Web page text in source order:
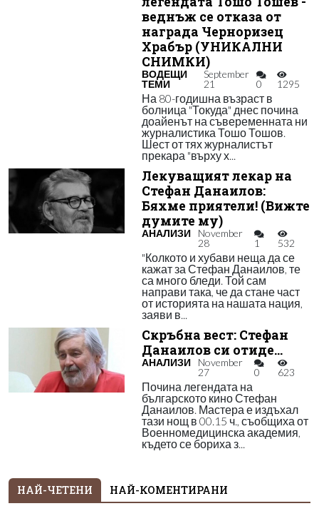
веднъж се отказа от
награда Черноризец
Храбър (УНИКАЛНИ
СНИМКИ)
ВОДЕЩИ
ТЕМИ
September
21
0 1295
На 80-годишна възраст в
болница "Токуда" днес почина
доайенът на съвеременната ни
журналистика Тошо Тошов.
Шест от тях журналистът
прекара "върху х...
Лекуващият лекар на
Стефан Данаилов:
Бяхме приятели! (Вижте
думите му)
АНАЛИЗИ
November
28
1 532
"Колкото и хубави неща да се
кажат за Стефан Данаилов, те
са много бледи. Той сам
направи така, че да стане част
от историята на нашата нация,
заяви в...
Скръбна вест: Стефан
Данаилов си отиде...
АНАЛИЗИ
November
27
0 623
Почина легендата на
българското кино Стефан
Данаилов. Мастера е издъхал
тази нощ в 00.15 ч., съобщиха от
Военномедицинска академия,
където се бориха з...
НАЙ-ЧЕТЕНИ НАЙ-КОМЕНТИРАНИ